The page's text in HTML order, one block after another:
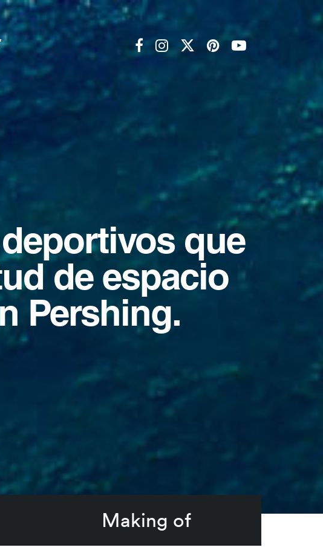
que
de espacio
Pershing.
Making of